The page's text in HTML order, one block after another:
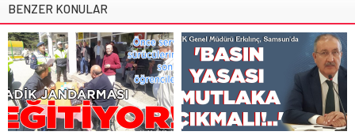
BENZER KONULAR